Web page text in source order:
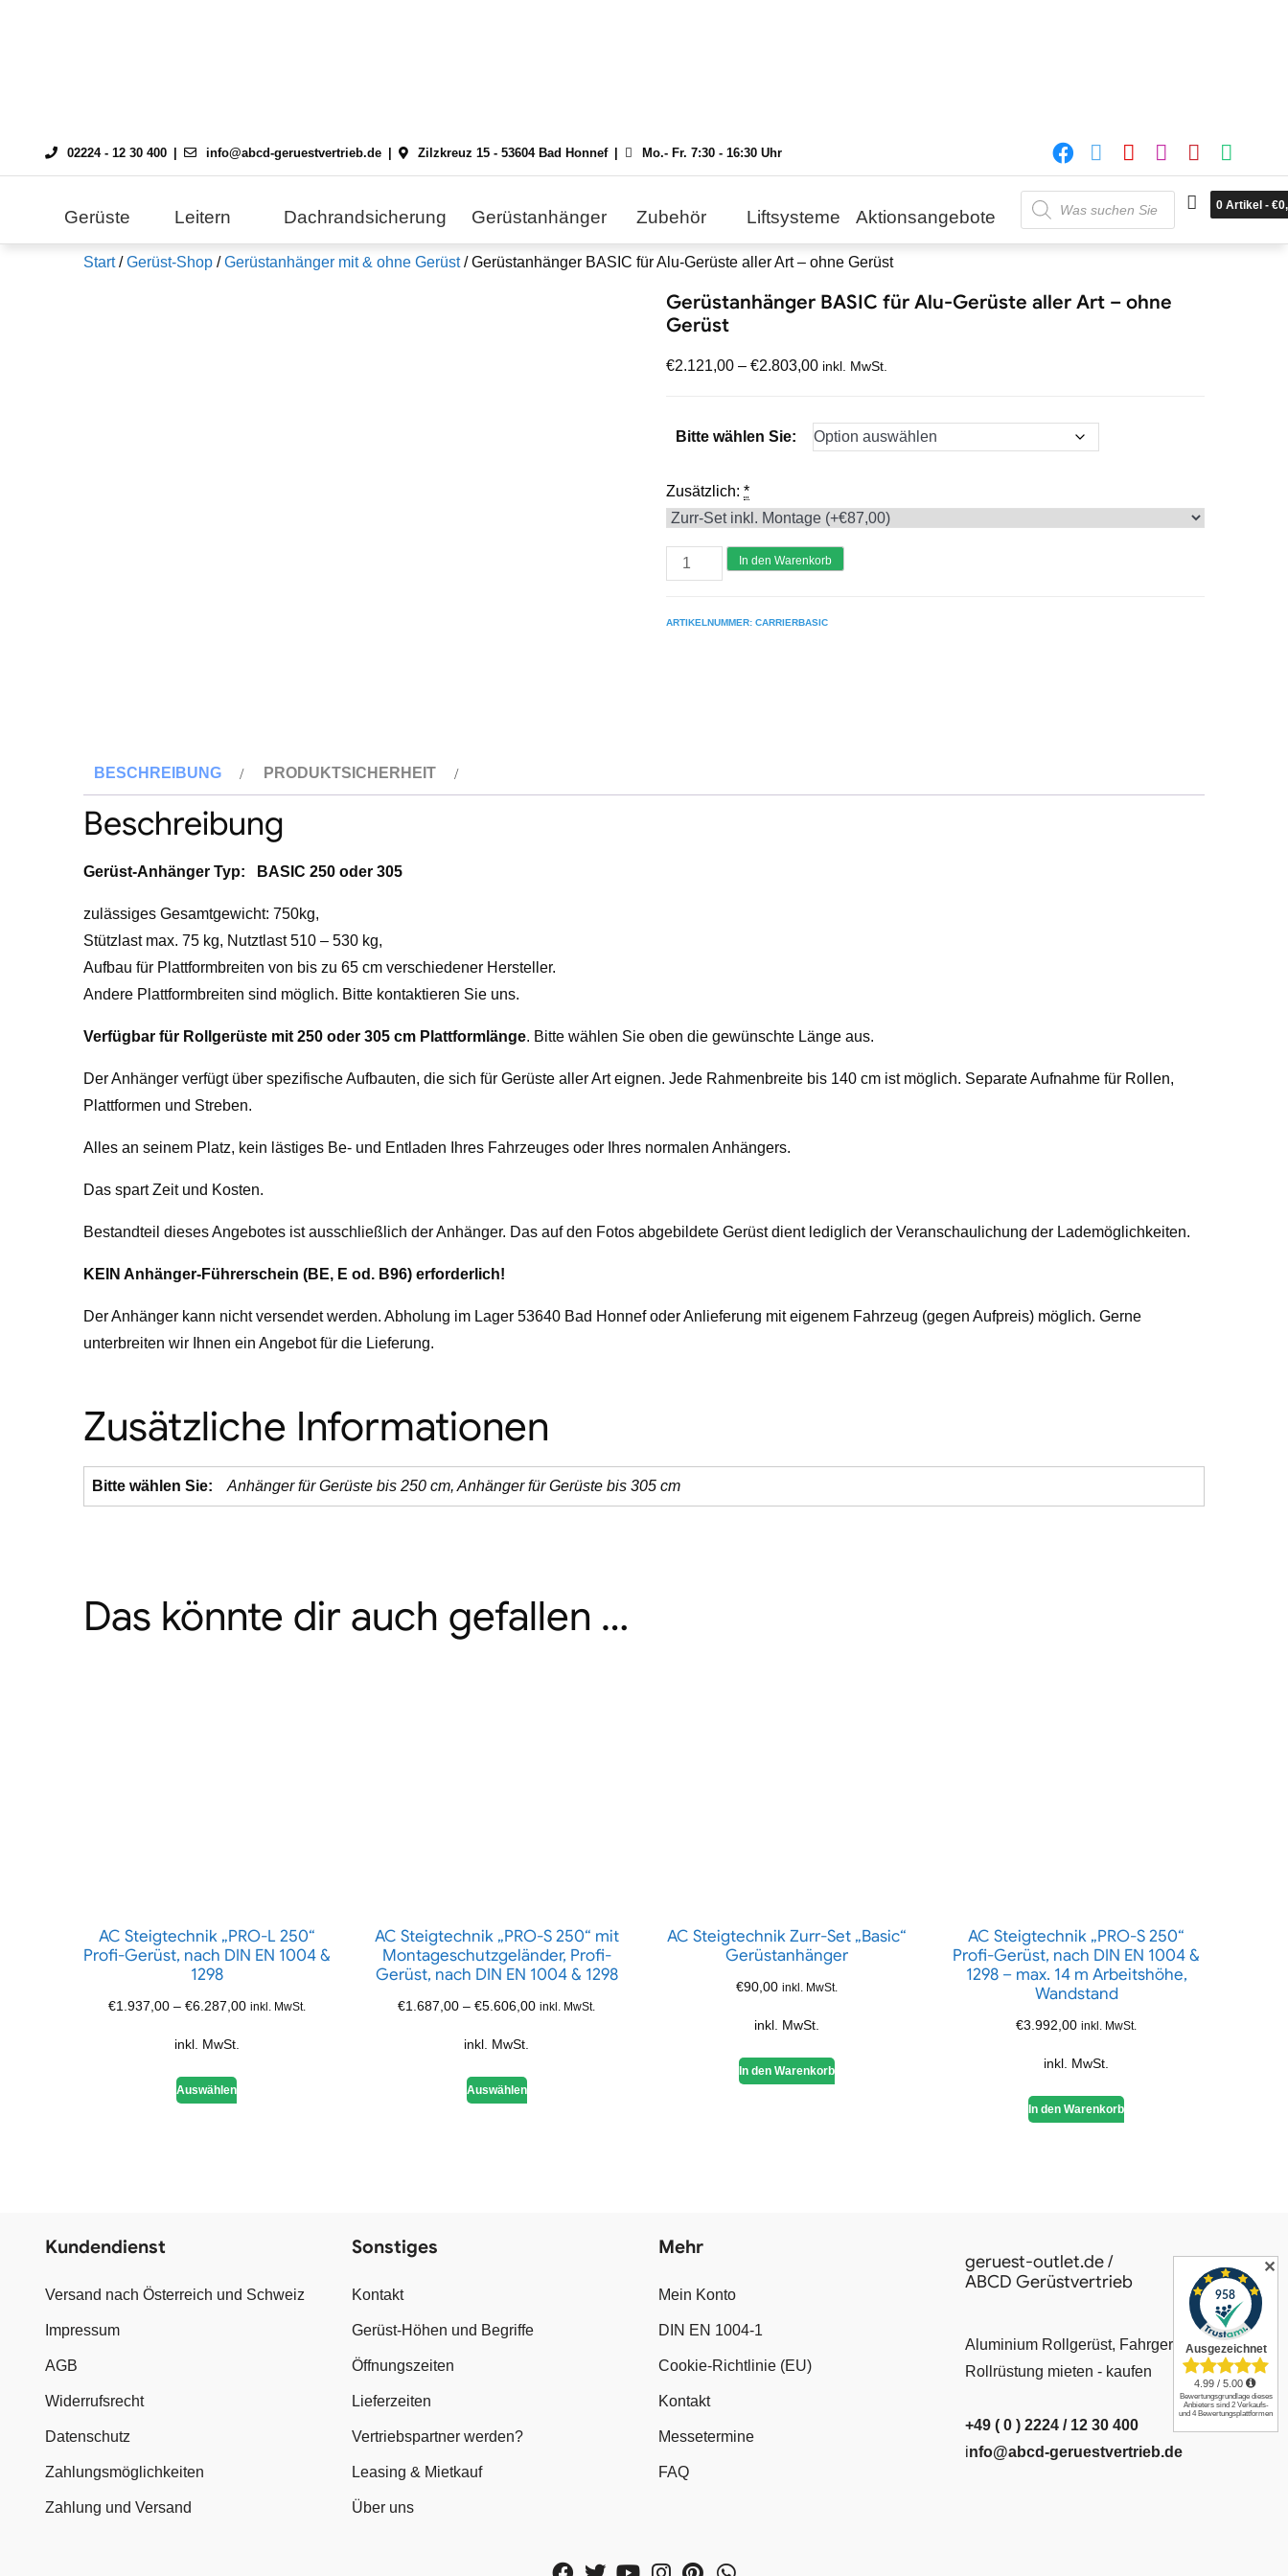
02224 - 12 30 400 info@abcd-geruestvertrieb.de Zilzkreuz 15 - 53604 Bad Honnef Mo.- Fr. 7:30 - 16:30 Uhr
Gerüste Leitern Dachrandsicherung Gerüstanhänger Zubehör Liftsysteme Aktionsangebote
Products
search
0 Artikel- €
Start/Gerüst-Shop /Gerüstanhänger mit & ohne Gerüst/ Gerüstanhänger BASIC für Alu-Gerüste aller Art – ohne Gerüst
Gerüstanhänger BASIC für Alu-Gerüste aller Art – ohne
Gerüst
€2.121,00 –€2.803,00 inkl. MwSt.
Bitte wählen Sie:
Zusätzlich: *
Gerüstanhänger
BASIC
Gerüst
In den Warenkorb
ARTIKELNUMMER:CARRIERBASIC
BESCHREIBUNG PRODUKTSICHERHEIT
Beschreibung
Gerüst-Anhänger Typ: BASIC 250 oder 305
zulässiges Gesamtgewicht: 750kg,
Stützlast max. 75 kg, Nutztlast 510 – 530 kg,
Aufbau für Plattformbreiten von bis zu 65 cm verschiedener Hersteller.
Andere Plattformbreiten sind möglich. Bitte kontaktieren Sie uns.
Verfügbar für Rollgerüste mit 250 oder 305 cm Plattformlänge. Bitte wählen Sie oben die gewünschte Länge aus.
Der Anhänger verfügt über spezifische Aufbauten, die sich für Gerüste aller Art eignen. Jede Rahmenbreite bis 140 cm ist möglich. Separate Aufnahme für Rollen,
Plattformen und Streben.
Alles an seinem Platz, kein lästiges Be- und Entladen Ihres Fahrzeuges oder Ihres normalen Anhängers.
Das spart Zeit und Kosten.
Bestandteil dieses Angebotes ist ausschließlich der Anhänger. Das auf den Fotos abgebildete Gerüst dient lediglich der Veranschaulichung der Lademöglichkeiten.
KEIN Anhänger-Führerschein (BE, E od. B96) erforderlich!
Der Anhänger kann nicht versendet werden. Abholung im Lager 53640 Bad Honnef oder Anlieferung mit eigenem Fahrzeug (gegen Aufpreis) möglich. Gerne
unterbreiten wir Ihnen ein Angebot für die Lieferung.
Zusätzliche Informationen
Bitte wählen Sie: Anhänger für Gerüste bis 250 cm, Anhänger für Gerüste bis 305 cm
Das könnte dir auch gefallen …
AC Steigtechnik „PRO-L 250“
Profi-Gerüst, nach DIN EN 1004 &
1298
€1.937,00– €6.287,00 inkl. MwSt.
inkl. MwSt.
Auswählen
AC Steigtechnik „PRO-S 250“ mit
Montageschutzgeländer, Profi-
Gerüst, nach DIN EN 1004 & 1298
€1.687,00 –€5.606,00 inkl. MwSt.
inkl. MwSt.
Auswählen
AC Steigtechnik Zurr-Set „Basic“
Gerüstanhänger
€90,00 inkl. MwSt.
inkl. MwSt.
In den Warenkorb
AC Steigtechnik „PRO-S 250“
Profi-Gerüst, nach DIN EN 1004 &
1298 – max. 14 m Arbeitshöhe,
Wandstand
€3.992,00 inkl. MwSt.
inkl. MwSt.
In den Warenkorb
Kundendienst
Versand nach Österreich und Schweiz
Impressum
AGB
Widerrufsrecht
Datenschutz
Zahlungsmöglichkeiten
Zahlung und Versand
Sonstiges
Kontakt
Gerüst-Höhen und Begriffe
Öffnungszeiten
Lieferzeiten
Vertriebspartner werden?
Leasing & Mietkauf
Über uns
Mehr
Mein Konto
DIN EN 1004-1
Cookie-Richtlinie (EU)
Kontakt
Messetermine
FAQ
geruest-outlet.de /
ABCD Gerüstvertrieb
Aluminium Rollgerüst, Fahrgerüst, Leiter,
Rollrüstung mieten - kaufen
+49 ( 0 ) 2224 / 12 30 400
info@abcd-geruestvertrieb.de
✕